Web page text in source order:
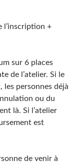
l’inscription +
sur 6 places
de l’atelier. Si le
les personnes déjà
ou du
là. Si l’atelier
est
de venir à